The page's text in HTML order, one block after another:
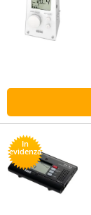
In
evidenza